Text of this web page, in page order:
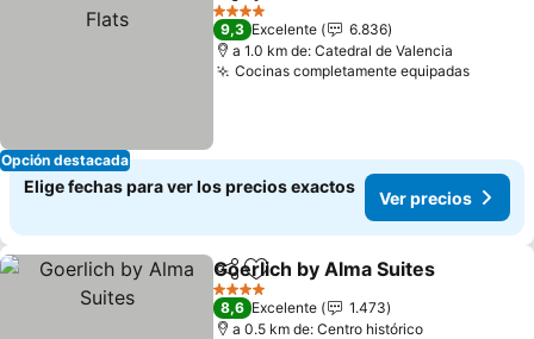
Opción destacada
4 Estrellas
9,3 Excelente
6.836
a 1.0 km de: Catedral de Valencia
Cocinas completamente equipadasVer
Elige fechas para ver los precios exactos
Ver precios
CompartirAgregar a favoritos
Goerlich by Alma Suites
4 Estrellas
8,6 Excelente
1.473
a 0.5 km de: Centro histórico